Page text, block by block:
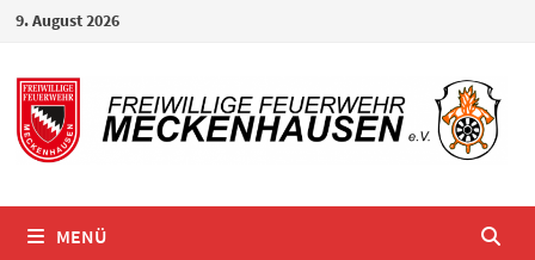
Zum
springen
9. August 2026
MENÜ